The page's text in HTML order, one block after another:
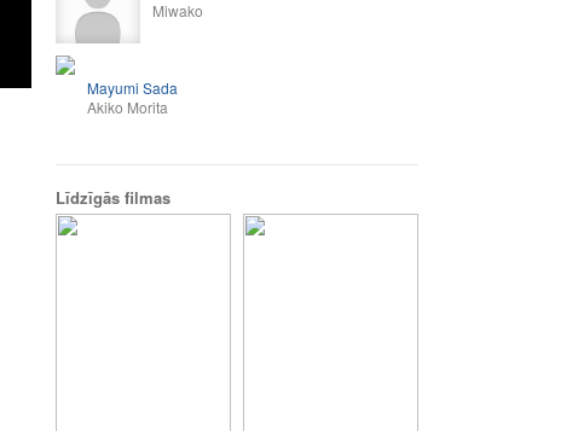
Miwako
Mayumi Sada
Akiko Morita
Līdzīgās filmas